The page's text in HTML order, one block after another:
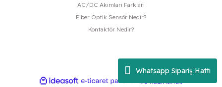
Whatsapp Sipariş Hattı
AC/DC Akımları Farkları
Fiber Optik Sensör Nedir?
Kontaktör Nedir?
ideasoft